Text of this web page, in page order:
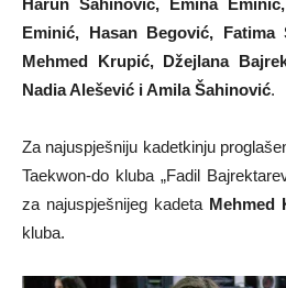
Harun Šahinović, Emina
Eminić, Hasan Begović, Fatima
Mehmed Krupić, Džejlana
Nadia Alešević i Amila Šahinović.
Za najuspješniju kadetkinju
Taekwon-do kluba „Fadil
za najuspješnijeg kadeta Mehmed
kluba.